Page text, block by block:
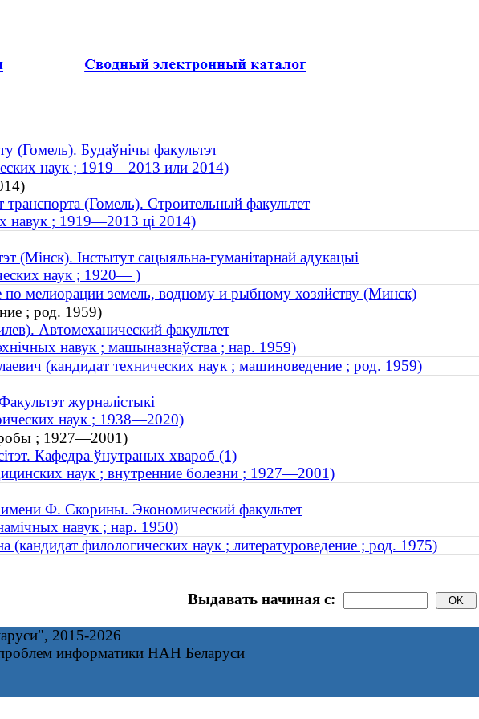
(Гомель). Будаўнічы факультэт
наук ; 1919—2013 или 2014)
(Гомель). Строительный факультет
навук ; 1919—2013 ці 2014)
(Мінск). Інстытут сацыяльна-гуманітарнай адукацыі
наук ; 1920— )
по мелиорации земель, водному и рыбному хозяйству (Минск)
; род. 1959)
Автомеханический факультет
навук ; машыназнаўства ; нар. 1959)
(кандидат технических наук ; машиноведение ; род. 1959)
журналістыкі
наук ; 1938—2020)
; 1927—2001)
Кафедра ўнутраных хвароб (1)
наук ; внутренние болезни ; 1927—2001)
имени Ф. Скорины. Экономический факультет
навук ; нар. 1950)
филологических наук ; литературоведение ; род. 1975)
Выдавать начиная с:
2015-2026
информатики НАН Беларуси